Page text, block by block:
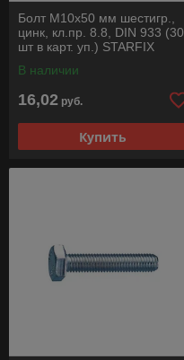
Болт М10х50 мм шестигр.,
цинк, кл.пр. 8.8, DIN 933 (30
шт в карт. уп.) STARFIX
В наличии
16,02 руб.
Купить